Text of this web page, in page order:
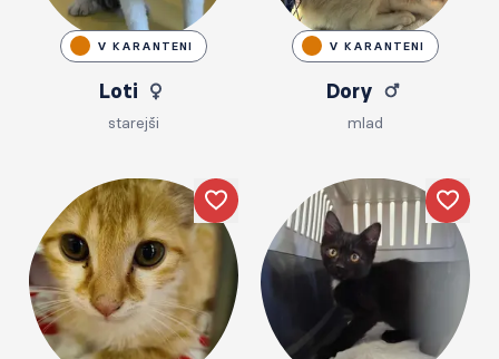
V KARANTENI
Loti
starejši
V KARANTENI
Dory
mlad
Like Like